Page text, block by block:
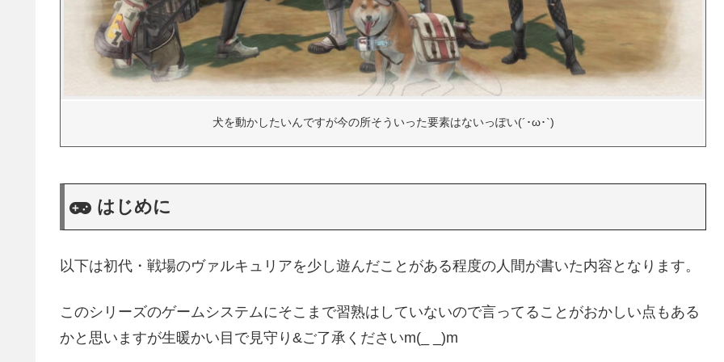
犬を動かしたいんですが今の所そういった要素はないっぽい(´･ω･`)
はじめに
以下は初代・戦場のヴァルキュリアを少し遊んだことがある程度の人間が書いた内容となります。
このシリーズのゲームシステムにそこまで習熟はしていないので言ってることがおかしい点もある
かと思いますが生暖かい目で見守り&ご了承くださいm(_ _)m